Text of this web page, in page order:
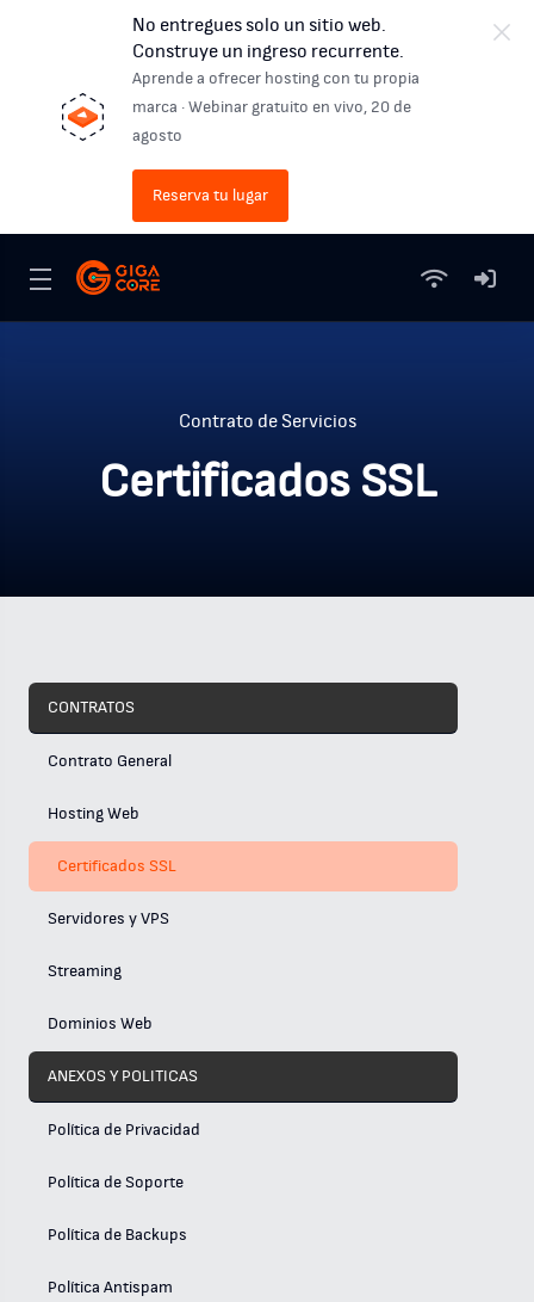
No entregues solo un sitio web.
Construye un ingreso recurrente.
Aprende a ofrecer hosting con tu propia
marca · Webinar gratuito en vivo, 20 de
agosto
Reserva tu lugar
Contrato de Servicios
Certificados SSL
CONTRATOS
Contrato General
Hosting Web
Certificados SSL
Servidores y VPS
Streaming
Dominios Web
ANEXOS Y POLITICAS
Política de Privacidad
Política de Soporte
Política de Backups
Política Antispam